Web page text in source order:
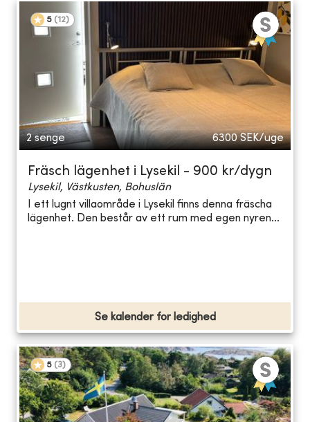
5 (12)
2 senge 6300 SEK/uge
Fräsch lägenhet i Lysekil - 900 kr/dygn
Lysekil, Västkusten, Bohuslän
I ett lugnt villaområde i Lysekil finns denna fräscha
lägenhet. Den består av ett rum med egen nyren...
Se kalender for ledighed
5 (3)